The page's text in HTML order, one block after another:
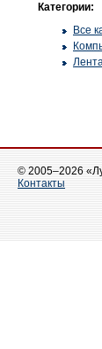
Категории:
Все
© 2005–2026
Контакты